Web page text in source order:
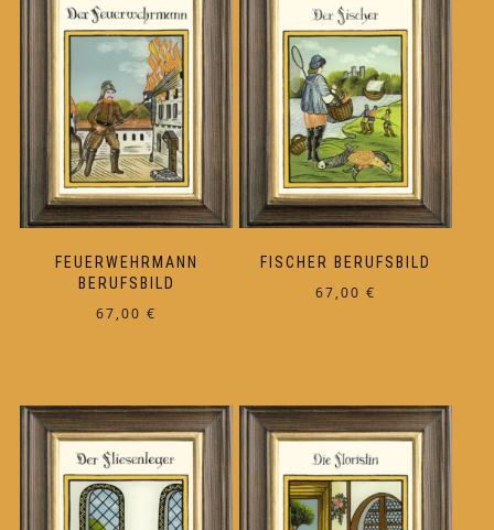
FEUERWEHRMANN
BERUFSBILD
67,00 €
FISCHER BERUFSBILD
67,00 €